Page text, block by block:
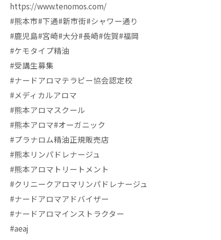
https://www.tenomos.com/
#熊本市#下通#新市街#シャワー通り
#鹿児島#宮崎#大分#長崎#佐賀#福岡
#ケモタイプ精油
#受講生募集
#ナードアロマテラピー協会認定校
#メディカルアロマ
#熊本アロマスクール
#熊本アロマ#オーガニック
#プラナロム精油正規販売店
#熊本リンパドレナージュ
#熊本アロマトリートメント
#クリニークアロマリンパドレナージュ
#ナードアロマアドバイザー
#ナードアロマインストラクター
#aeaj